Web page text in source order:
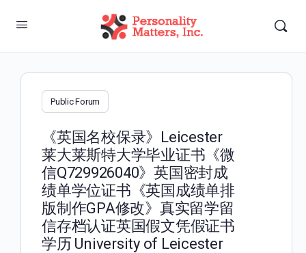
Public Forum
《英国名校保录》Leicester
莱大莱斯特大学毕业证书《微
信Q729926040》英国密封成
绩单学位证书《英国成绩单排
版制作GPA修改》真实留学留
信存档认证英国假文凭假证书
学历 University of Leicester